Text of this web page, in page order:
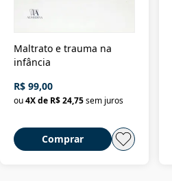
Maltrato e trauma na
infância
R$ 99,00
ou4X de R$ 24,75sem juros
Comprar